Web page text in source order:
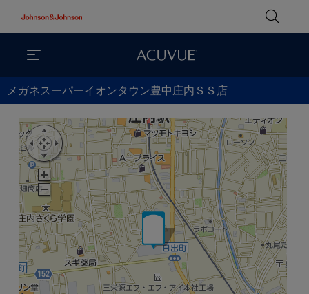
メガネスーパーイオンタウン豊中庄内ＳＳ店